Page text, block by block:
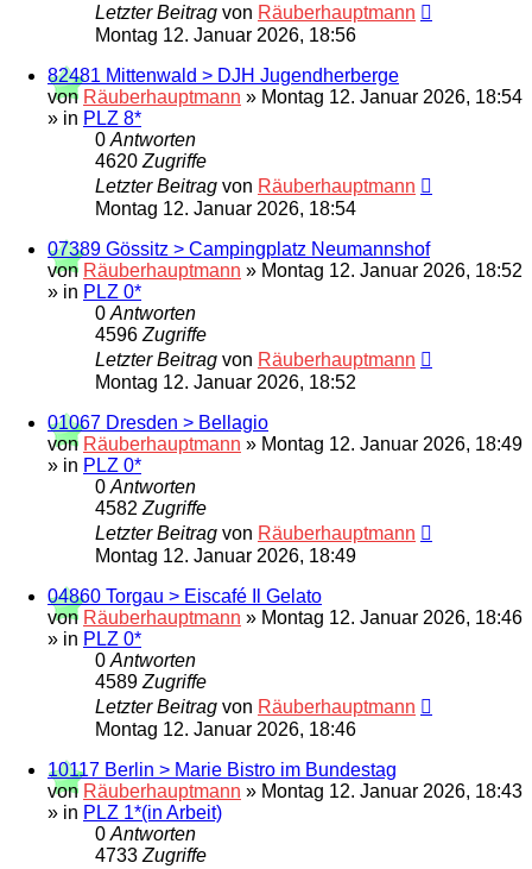
Letzter Beitrag von Räuberhauptmann
Montag 12. Januar 2026, 18:56
82481 Mittenwald > DJH Jugendherberge
von Räuberhauptmann » Montag 12. Januar 2026, 18:54
» in PLZ 8*
0 Antworten
4620 Zugriffe
Letzter Beitrag von Räuberhauptmann
Montag 12. Januar 2026, 18:54
07389 Gössitz > Campingplatz Neumannshof
von Räuberhauptmann » Montag 12. Januar 2026, 18:52
» in PLZ 0*
0 Antworten
4596 Zugriffe
Letzter Beitrag von Räuberhauptmann
Montag 12. Januar 2026, 18:52
01067 Dresden > Bellagio
von Räuberhauptmann » Montag 12. Januar 2026, 18:49
» in PLZ 0*
0 Antworten
4582 Zugriffe
Letzter Beitrag von Räuberhauptmann
Montag 12. Januar 2026, 18:49
04860 Torgau > Eiscafé Il Gelato
von Räuberhauptmann » Montag 12. Januar 2026, 18:46
» in PLZ 0*
0 Antworten
4589 Zugriffe
Letzter Beitrag von Räuberhauptmann
Montag 12. Januar 2026, 18:46
10117 Berlin > Marie Bistro im Bundestag
von Räuberhauptmann » Montag 12. Januar 2026, 18:43
» in PLZ 1*(in Arbeit)
0 Antworten
4733 Zugriffe